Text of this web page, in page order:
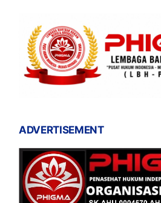
ADVERTISEMENT